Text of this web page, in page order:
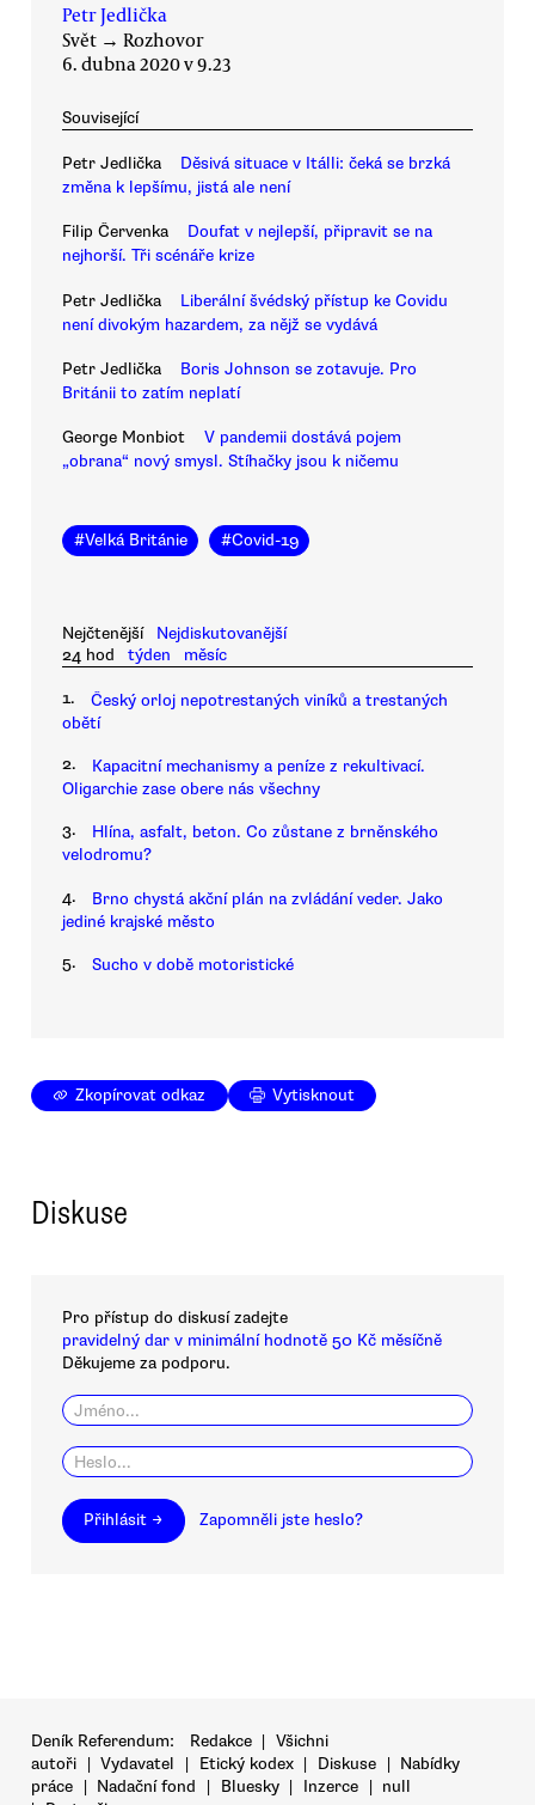
Petr Jedlička
Svět → Rozhovor
6. dubna 2020 v 9.23
Související
Petr Jedlička
Děsivá situace v Itálli: čeká se brzká
změna k lepšímu, jistá ale není
Filip Červenka
Doufat v nejlepší, připravit se na
nejhorší. Tři scénáře krize
Petr Jedlička
Liberální švédský přístup ke Covidu
není divokým hazardem, za nějž se vydává
Petr Jedlička
Boris Johnson se zotavuje. Pro
Británii to zatím neplatí
George Monbiot
V pandemii dostává pojem
„obrana“ nový smysl. Stíhačky jsou k ničemu
#Velká Británie #Covid-19
Nejčtenější
Nejdiskutovanější
24 hod
týden měsíc
1.
Český orloj nepotrestaných viníků a trestaných
obětí
2.
Kapacitní mechanismy a peníze z rekultivací.
Oligarchie zase obere nás všechny
3.
Hlína, asfalt, beton. Co zůstane z brněnského
velodromu?
4.
Brno chystá akční plán na zvládání veder. Jako
jediné krajské město
5. Sucho v době motoristické
Zkopírovat odkaz Vytisknout
Diskuse
Pro přístup do diskusí zadejte
pravidelný dar v minimální hodnotě 50 Kč měsíčně
Děkujeme za podporu.
Přihlásit → Zapomněli jste heslo?
Deník Referendum: Redakce | Všichni
autoři | Vydavatel | Etický kodex | Diskuse | Nabídky
práce | Nadační fond | Bluesky | Inzerce | null